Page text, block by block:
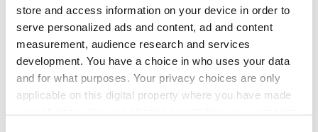
store and access information on your device in order to
serve personalized ads and content, ad and content
measurement, audience research and services
development. You have a choice in who uses your data
and for what purposes. Your privacy choices are only
applicable on this digital property where you have made
podpirajo lokalne rokodelce.
Ko se prazniki približujejo, se tudiMillenáris
svetlobami: 6. in 13. decembra v parku Széllkapu
svetloba, glasba in skupne izkušnje vabijo k
prisrčnemu praznovanju. Program je popestren z